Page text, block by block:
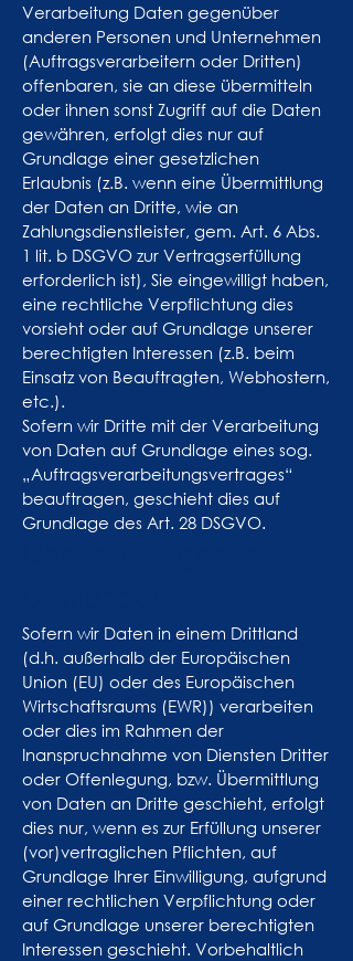
Verarbeitung Daten gegenüber
anderen Personen und Unternehmen
(Auftragsverarbeitern oder Dritten)
offenbaren, sie an diese übermitteln
oder ihnen sonst Zugriff auf die Daten
gewähren, erfolgt dies nur auf
Grundlage einer gesetzlichen
Erlaubnis (z.B. wenn eine Übermittlung
der Daten an Dritte, wie an
Zahlungsdienstleister, gem. Art. 6 Abs.
1 lit. b DSGVO zur Vertragserfüllung
erforderlich ist), Sie eingewilligt haben,
eine rechtliche Verpflichtung dies
vorsieht oder auf Grundlage unserer
berechtigten Interessen (z.B. beim
Einsatz von Beauftragten, Webhostern,
etc.).
Sofern wir Dritte mit der Verarbeitung
von Daten auf Grundlage eines sog.
„Auftragsverarbeitungsvertrages“
beauftragen, geschieht dies auf
Grundlage des Art. 28 DSGVO.
Sofern wir Daten in einem Drittland
(d.h. außerhalb der Europäischen
Union (EU) oder des Europäischen
Wirtschaftsraums (EWR)) verarbeiten
oder dies im Rahmen der
Inanspruchnahme von Diensten Dritter
oder Offenlegung, bzw. Übermittlung
von Daten an Dritte geschieht, erfolgt
dies nur, wenn es zur Erfüllung unserer
(vor)vertraglichen Pflichten, auf
Grundlage Ihrer Einwilligung, aufgrund
einer rechtlichen Verpflichtung oder
auf Grundlage unserer berechtigten
Interessen geschieht. Vorbehaltlich